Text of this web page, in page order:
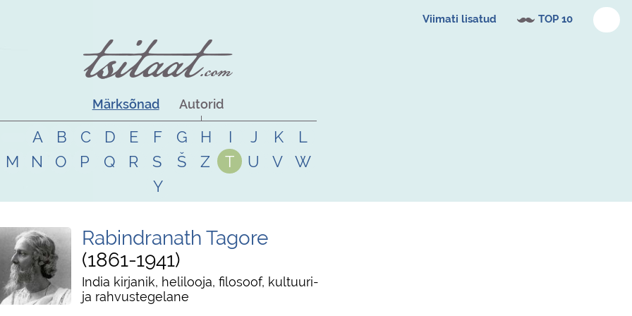
Viimati lisatud TOP 10
Märksõnad Autorid
A B C D E F G H I J K
L
M
N O P Q R S Š Z T U V
W
Y
Rabindranath Tagore
1861-1941
India kirjanik, helilooja, filosoof, kultuuri-
ja rahvustegelane